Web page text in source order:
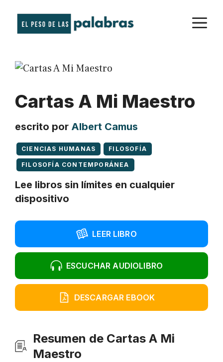
contenido
Cartas A Mi Maestro
escrito por Albert Camus
CIENCIAS HUMANAS FILOSOFÍA
FILOSOFÍA CONTEMPORÁNEA
Lee libros sin límites en cualquier
dispositivo
LEER LIBRO
ESCUCHAR AUDIOLIBRO
DESCARGAR EBOOK
Resumen de Cartas A Mi
Maestro